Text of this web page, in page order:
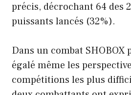
précis, décrochant 64 des
puissants lancés (32%).
Dans un combat
égalé même les
compétitions les plus